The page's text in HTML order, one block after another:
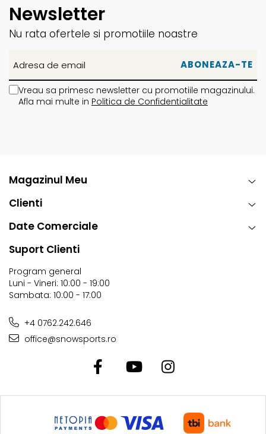
Newsletter
Nu rata ofertele si promotiile noastre
Vreau sa primesc newsletter cu promotiile magazinului.
Afla mai multe in Politica de Confidentialitate
Magazinul Meu
Clienti
Date Comerciale
Suport Clienti
Program general
Luni - Vineri: 10:00 - 19:00
Sambata: 10:00 - 17:00
+4 0762.242.646
office@snowsports.ro